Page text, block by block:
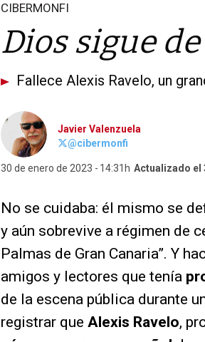
CIBERMONFI
Dios sigue
Fallece Alexis Ravelo, un
Javier Valenzuela
@cibermonfi
30 de enero de 2023 14:31h Actualizado el
No se cuidaba: él mismo se
y aún sobrevive a régimen de
Palmas de Gran Canaria”. Y
amigos y lectores que tenía
de la escena pública durante
registrar que Alexis Ravelo,